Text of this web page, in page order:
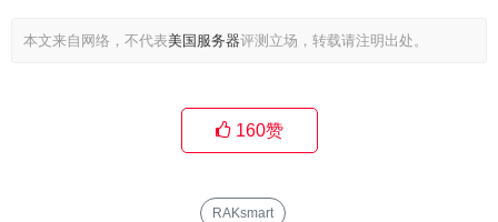
本文来自网络，不代表美国服务器评测立场，转载请注明出处。
160赞
RAKsmart